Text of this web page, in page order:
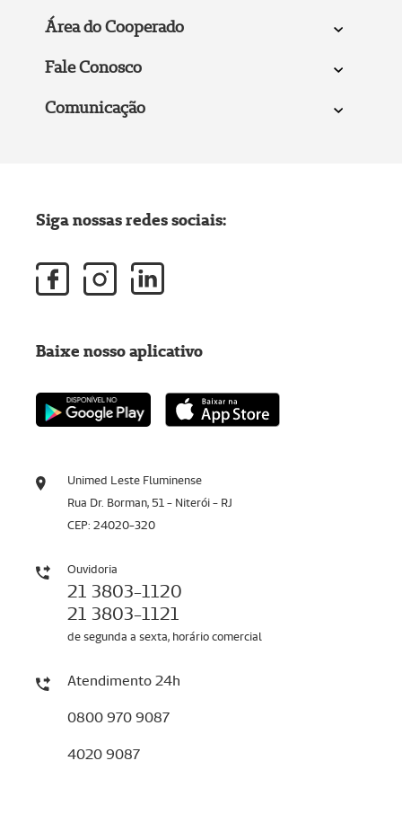
Área do Cooperado
Fale Conosco
Comunicação
Unimed Leste Fluminense
Rua Dr. Borman, 51 - Niterói - RJ
CEP: 24020-320
Ouvidoria
21 3803-1120
21 3803-1121
de segunda a sexta, horário comercial
Atendimento 24h
0800 970 9087
4020 9087
Siga nossas redes sociais:
Baixe nosso aplicativo